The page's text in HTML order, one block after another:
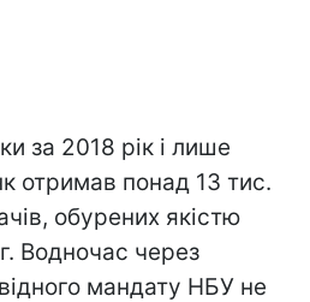
за 2018 рік і лише
отримав понад 13 тис.
обурених якістю
Водночас через
мандату НБУ не